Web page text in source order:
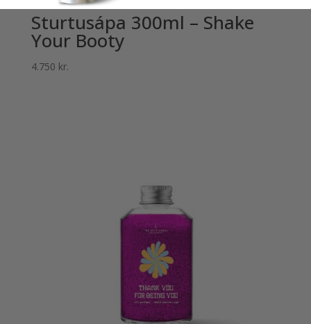
Sturtusápa 300ml – Shake
Your Booty
4.750 kr.